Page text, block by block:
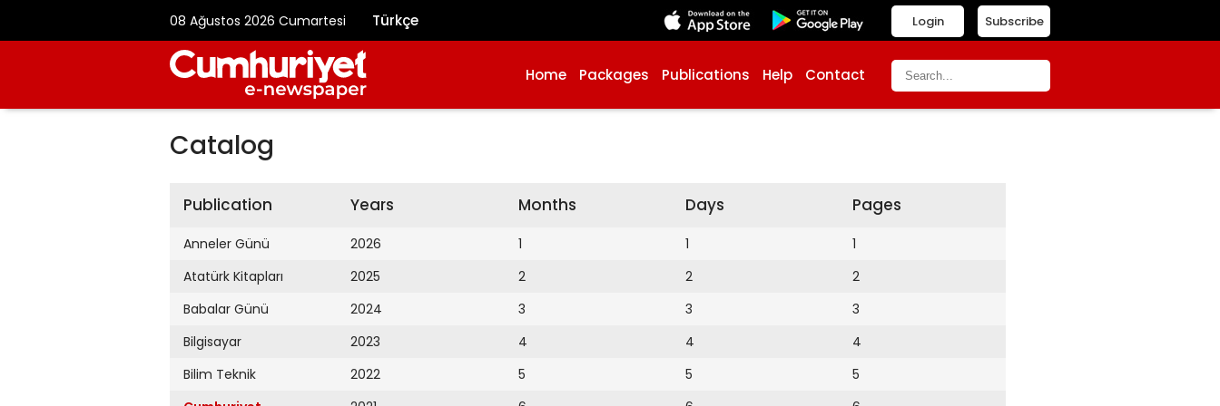
08 Ağustos 2026 Cumartesi Türkçe Subscribe
Login
Home Packages Publications Help Contact
Catalog
Publication
Anneler Günü
Atatürk Kitapları
Babalar Günü
Bilgisayar
Bilim Teknik
Years
2026
2025
2024
2023
2022
Months
1
2
3
4
5
Days
1
2
3
4
5
Pages
1
2
3
4
5